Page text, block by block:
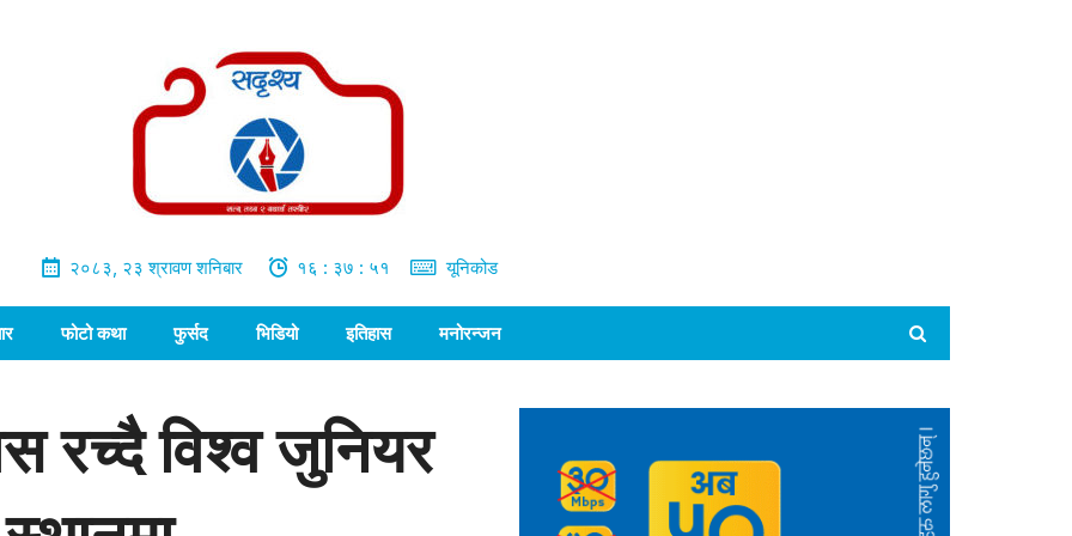
२०८३, २३ श्रावण शनिबार १६ : ३७ : ५२ यूनिकोड
फोटो कथा फुर्सद भिडियो इतिहास मनोरन्जन
रच्दै विश्व जुनियर